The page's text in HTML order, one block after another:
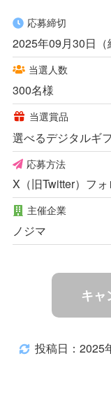
応募締切
2025年09月30日（
当選人数
300名様
当選賞品
選べるデジタルギ
応募方法
X（旧Twitter）フ
主催企業
ノジマ
キャ
投稿日：2025